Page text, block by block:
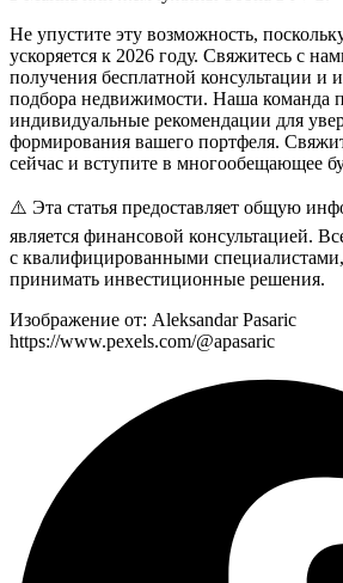
Не упустите эту возможность,
ускоряется к 2026 году. Свяжитесь с
получения бесплатной консультации и
подбора недвижимости. Наша команда
индивидуальные рекомендации для
формирования вашего портфеля.
сейчас и вступите в многообещающее
⚠️ Эта статья предоставляет общую
является финансовой консультацией.
с квалифицированными
принимать инвестиционные решения.
Изображение от: Aleksandar Pasaric
https://www.pexels.com/@apasaric